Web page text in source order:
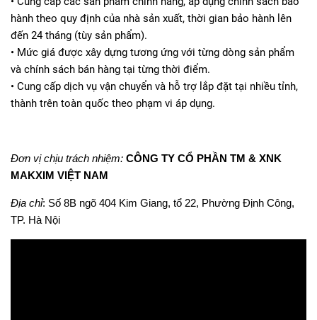
hành theo quy định của nhà sản xuất, thời gian bảo hành lên
đến 24 tháng (tùy sản phẩm).
• Mức giá được xây dựng tương ứng với từng dòng sản phẩm
và chính sách bán hàng tại từng thời điểm.
• Cung cấp dịch vụ vận chuyển và hỗ trợ lắp đặt tại nhiều tỉnh,
thành trên toàn quốc theo phạm vi áp dụng.
Đơn vị chịu trách nhiệm: CÔNG TY CỔ PHẦN TM & XNK
MAKXIM VIỆT NAM
Địa chỉ: Số 8B ngõ 404 Kim Giang, tổ 22, Phường Định Công,
TP. Hà Nội